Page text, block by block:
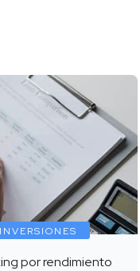
INVERSIONES
por rendimiento